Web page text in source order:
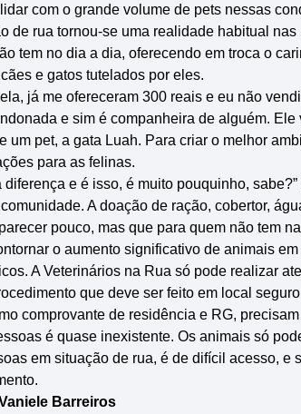
com o grande volume de pets nessas
de rua tornou-se uma realidade habitual
tem no dia a dia, oferecendo em troca o
e gatos tutelados por eles.
já me ofereceram 300 reais e eu não
e sim é companheira de alguém.
um pet, a gata Luah. Para criar o melhor
para as felinas.
e é isso, é muito pouquinho,
A doação de ração, cobertor,
pouco, mas que para quem não tem
o aumento significativo de animais
A Veterinários na Rua só pode realizar
que deve ser feito em local
comprovante de residência e RG,
é quase inexistente. Os animais só
em situação de rua, é de difícil acesso, e
Barreiros